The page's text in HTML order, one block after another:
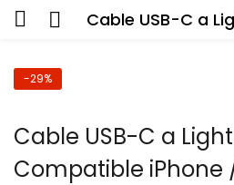
-29%
Cable USB-C a
Compatible iPhone